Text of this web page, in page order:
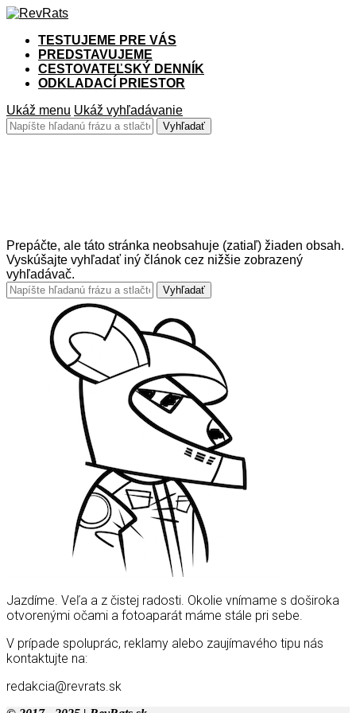
TESTUJEME PRE VÁS
PREDSTAVUJEME
CESTOVATEĽSKÝ DENNÍK
ODKLADACÍ PRIESTOR
Ukáž menu Ukáž vyhľadávanie
Prepáčte, ale táto stránka neobsahuje (zatiaľ) žiaden obsah.
Vyskúšajte vyhľadať iný článok cez nižšie zobrazený
vyhľadávač.
Jazdíme. Veľa a z čistej radosti. Okolie vnímame s doširoka
otvorenými očami a fotoaparát máme stále pri sebe.
V prípade spoluprác, reklamy alebo zaujímavého tipu nás
kontaktujte na:
redakcia@revrats.sk